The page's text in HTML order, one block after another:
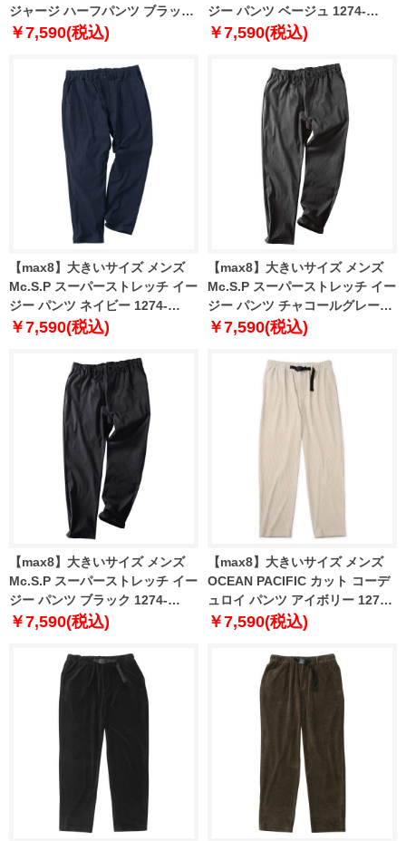
ジャージ ハーフパンツ ブラック
1274-5545-2 3L 4L 5L 6L 8L
￥7,590(税込)
ジー パンツ ベージュ 1274-
4660-1 3L 4L 5L 6L 7L 8L 9L
￥7,590(税込)
【max8】大きいサイズ メンズ
Mc.S.P スーパーストレッチ イー
ジー パンツ ネイビー 1274-
4660-2 3L 4L 5L 6L 7L 8L 9L
￥7,590(税込)
【max8】大きいサイズ メンズ
Mc.S.P スーパーストレッチ イー
ジー パンツ チャコールグレー
1274-4660-3 3L 4L 5L 6L 7L 8L
￥7,590(税込)
【max8】大きいサイズ メンズ
Mc.S.P スーパーストレッチ イー
ジー パンツ ブラック 1274-
4660-4 3L 4L 5L 6L 7L 8L 9L
￥7,590(税込)
【max8】大きいサイズ メンズ
OCEAN PACIFIC カット コーデ
ュロイ パンツ アイボリー 1274-
4325-1 3L 4L 5L 6L 8L
￥7,590(税込)